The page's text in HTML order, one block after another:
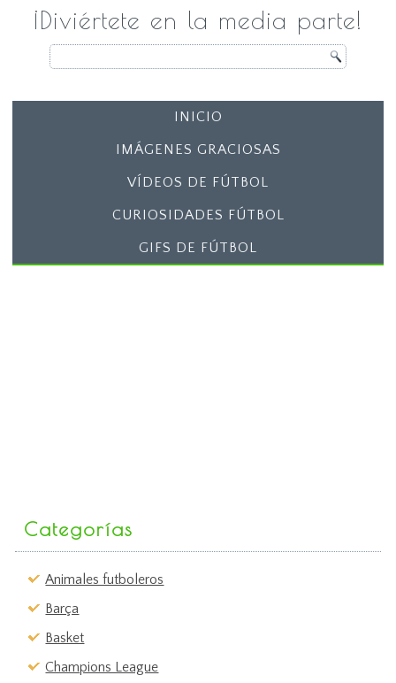
¡Diviértete en la media parte!
INICIO
IMÁGENES GRACIOSAS
VÍDEOS DE FÚTBOL
CURIOSIDADES FÚTBOL
GIFS DE FÚTBOL
Categorías
Animales futboleros
Barça
Basket
Champions League